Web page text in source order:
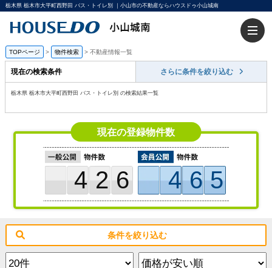
栃木県 栃木市大平町西野田 バス・トイレ別 ｜小山市の不動産ならハウスドゥ小山城南
TOPページ > 物件検索 > 不動産情報一覧
現在の検索条件 さらに条件を絞り込む
栃木県 栃木市大平町西野田 バス・トイレ別 の検索結果一覧
現在の登録物件数
426 465
条件を絞り込む